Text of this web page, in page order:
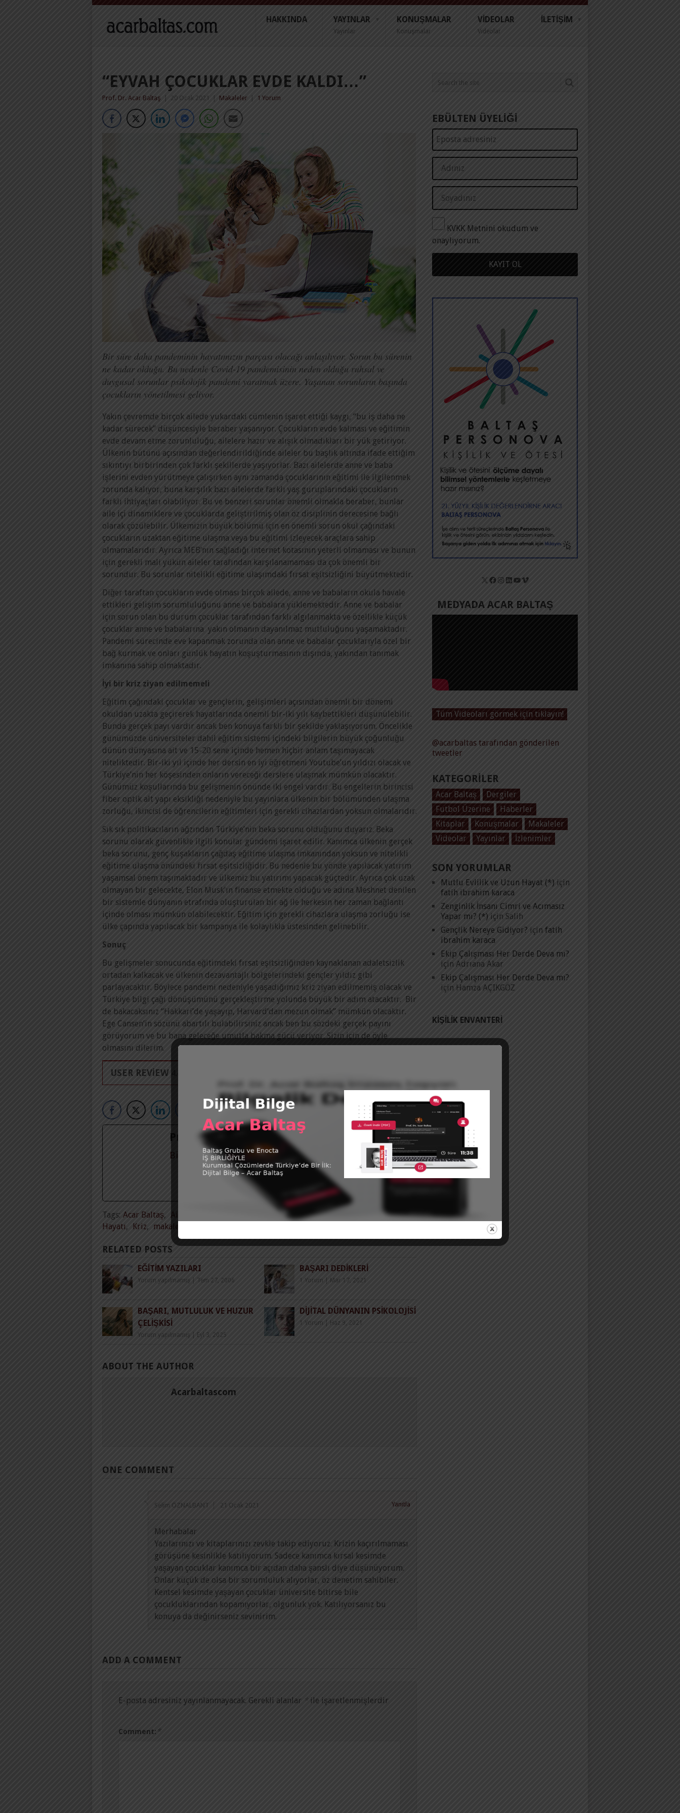
HAKKINDA YAYINLAR
Yayınlar
KONUŞMALAR
Konuşmalar
VIDEOLAR
Videolar
İLETIŞIM
“EYVAH ÇOCUKLAR EVDE KALDI…”
Prof. Dr. Acar Baltaş 20 Ocak 2021 Makaleler 1 Yorum
Bir süre daha pandeminin hayatımızın parçası olacağı anlaşılıyor. Sorun bu sürenin
ne kadar olduğu. Bu nedenle Covid-19 pandemisinin neden olduğu ruhsal ve
duygusal sorunlar psikolojik pandemi yaratmak üzere. Yaşanan sorunların başında
çocukların yönetilmesi geliyor.
Yakın çevremde birçok ailede yukardaki cümlenin işaret ettiği kaygı, “bu iş daha ne
kadar sürecek” düşüncesiyle beraber yaşanıyor. Çocukların evde kalması ve eğitimin
evde devam etme zorunluluğu, ailelere hazır ve alışık olmadıkları bir yük getiriyor.
Ülkenin bütünü açısından değerlendirildiğinde aileler bu başlık altında ifade ettiğim
sıkıntıyı birbirinden çok farklı şekillerde yaşıyorlar. Bazı ailelerde anne ve baba
işlerini evden yürütmeye çalışırken aynı zamanda çocuklarının eğitimi ile ilgilenmek
zorunda kalıyor, buna karşılık bazı ailelerde farklı yaş guruplarındaki çocukların
farklı ihtiyaçları olabiliyor. Bu ve benzeri sorunlar önemli olmakla beraber, bunlar
aile içi dinamiklere ve çocuklarda geliştirilmiş olan öz disiplinin derecesine bağlı
olarak çözülebilir. Ülkemizin büyük bölümü için en önemli sorun okul çağındaki
çocukların uzaktan eğitime ulaşma veya bu eğitimi izleyecek araçlara sahip
olmamalarıdır. Ayrıca MEB’nın sağladığı internet kotasının yeterli olmaması ve bunun
için gerekli mali yükün aileler tarafından karşılanamaması da çok önemli bir
sorundur. Bu sorunlar nitelikli eğitime ulaşımdaki fırsat eşitsizliğini büyütmektedir.
Diğer taraftan çocukların evde olması birçok ailede, anne ve babaların okula havale
ettikleri gelişim sorumluluğunu anne ve babalara yüklemektedir. Anne ve babalar
için sorun olan bu durum çocuklar tarafından farklı algılanmakta ve özellikle küçük
çocuklar anne ve babalarına yakın olmanın dayanılmaz mutluluğunu yaşamaktadır.
Pandemi sürecinde eve kapanmak zorunda olan anne ve babalar çocuklarıyla özel bir
bağ kurmak ve onları günlük hayatın koşuşturmasının dışında, yakından tanımak
imkanına sahip olmaktadır.
İyi bir kriz ziyan edilmemeli
Eğitim çağındaki çocuklar ve gençlerin, gelişimleri açısından önemli bir dönemi
okuldan uzakta geçirerek hayatlarında önemli bir-iki yılı kaybettikleri düşünülebilir.
Bunda gerçek payı vardır ancak ben konuya farklı bir şekilde yaklaşıyorum. Öncelikle
günümüzde üniversiteler dahil eğitim sistemi içindeki bilgilerin büyük çoğunluğu
dünün dünyasına ait ve 15-20 sene içinde hemen hiçbir anlam taşımayacak
niteliktedir. Bir-iki yıl içinde her dersin en iyi öğretmeni Youtube’un yıldızı olacak ve
Türkiye’nin her köşesinden onların vereceği derslere ulaşmak mümkün olacaktır.
Günümüz koşullarında bu gelişmenin önünde iki engel vardır. Bu engellerin birincisi
fiber optik alt yapı eksikliği nedeniyle bu yayınlara ülkenin bir bölümünden ulaşma
zorluğu, ikincisi de öğrencilerin eğitimleri için gerekli cihazlardan yoksun olmalarıdır.
Sık sık politikacıların ağzından Türkiye’nin beka sorunu olduğunu duyarız. Beka
sorunu olarak güvenlikle ilgili konular gündemi işaret edilir. Kanımca ülkenin gerçek
beka sorunu, genç kuşakların çağdaş eğitime ulaşma imkanından yoksun ve nitelikli
eğitime ulaşma önündeki fırsat eşitsizliğidir. Bu nedenle bu yönde yapılacak yatırım
yaşamsal önem taşımaktadır ve ülkemiz bu yatırımı yapacak güçtedir. Ayrıca çok uzak
olmayan bir gelecekte, Elon Musk’ın finanse etmekte olduğu ve adına Meshnet denilen
bir sistemle dünyanın etrafında oluşturulan bir ağ ile herkesin her zaman bağlantı
içinde olması mümkün olabilecektir. Eğitim için gerekli cihazlara ulaşma zorluğu ise
ülke çapında yapılacak bir kampanya ile kolaylıkla üstesinden gelinebilir.
Sonuç
Bu gelişmeler sonucunda eğitimdeki fırsat eşitsizliğinden kaynaklanan adaletsizlik
ortadan kalkacak ve ülkenin dezavantajlı bölgelerindeki gençler yıldız gibi
parlayacaktır. Böylece pandemi nedeniyle yaşadığımız kriz ziyan edilmemiş olacak ve
Türkiye bilgi çağı dönüşümünü gerçekleştirme yolunda büyük bir adım atacaktır. Bir
de bakacaksınız “Hakkari’de yaşayıp, Harvard’dan mezun olmak” mümkün olacaktır.
Ege Cansen’in sözünü abartılı bulabilirsiniz ancak ben bu sözdeki gerçek payını
görüyorum ve bu bana geleceğe umutla bakma gücü veriyor. Sizin için de öyle
olmasını dilerim.
USER REVIEW
Prof. Dr. Acar Baltaş
Biyografinin Tamamını Gör
Tags: Acar Baltaş, Aile Eğitim, Ev hayatı
İş
Hayatı, Kriz, makale
RELATED POSTS
EĞITIM YAZILARI
Yorum yapılmamış Tem 27, 2006
BAŞARI DEDIKLERI
1 Yorum Mar 17, 2021
BAŞARI, MUTLULUK VE HUZUR
ÇELIŞKISI
Yorum yapılmamış Eyl 3, 2025
DIJITAL DÜNYANIN PSIKOLOJISI
1 Yorum Haz 9, 2021
ABOUT THE AUTHOR
Acarbaltascom
ONE COMMENT
Selim ÖZNALBANT 21 Ocak 2021 Yanıtla
Merhabalar
Yazılarınızı ve kitaplarınızı zevkle takip ediyoruz. Krizin kaçırılmaması
görüşüne kesinlikle katılıyorum. Sadece kanımca kırsal kesimde
yaşayan çocuklar kanımca bir açıdan daha şanslı diye düşünüyorum.
Onlar küçük de olsa bir sorumluluk alıyorlar, öz denetim sahibiler.
Kentsel kesimde yaşayan çocuklar üniversite bitirse bile
çocukluklarından kopamıyorlar, olgunluk yok. Katılıyorsanız bu
konuya da değinirseniz sevinirim.
ADD A COMMENT
E-posta adresiniz yayınlanmayacak. Gerekli alanlar * ile işaretlenmişlerdir
Comment: *
EBÜLTEN ÜYELİĞİ
KVKK Metnini okudum ve
onaylıyorum.
X Facebook
Instagram
LinkedIn
YouTube
Vimeo
MEDYADA ACAR BALTAŞ
Tüm Videoları görmek için tıklayın!
@acarbaltas tarafından gönderilen
tweetler
KATEGORILER
Acar Baltaş
Dergiler
Futbol Üzerine
Haberler
Kitaplar
Konuşmalar
Makaleler
Videolar
Yayınlar İzlenimler
SON YORUMLAR
Mutlu Evlilik ve Uzun Hayat (*) için
fatih ibrahim karaca
Zenginlik İnsanı Cimri ve Acımasız
Yapar mı? (*) için Salih
Gençlik Nereye Gidiyor? içinfatih
ibrahim karaca
Ekip Çalışması Her Derde Deva mı?
için Adrıana Akar
Ekip Çalışması Her Derde Deva mı?
için Hamza AÇIKGÖZ
KIŞILIK ENVANTERI